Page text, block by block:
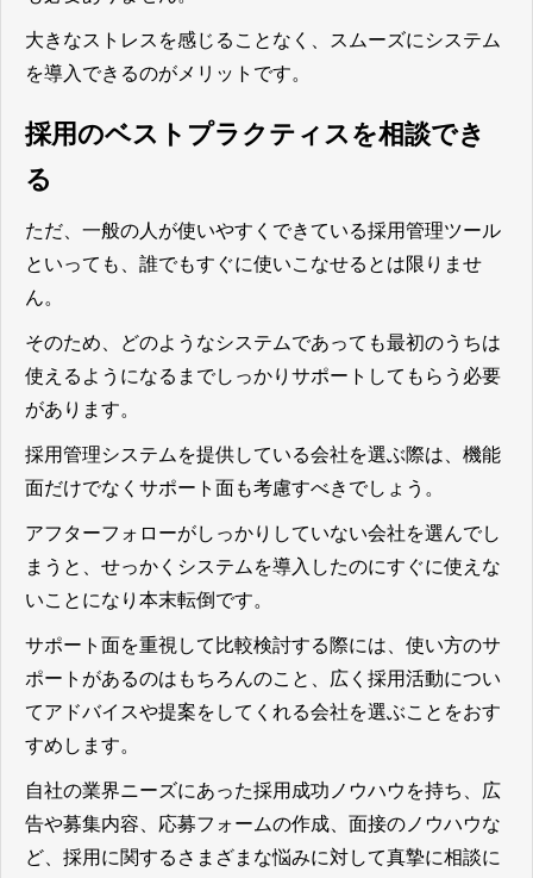
大きなストレスを感じることなく、スムーズにシステム
を導入できるのがメリットです。
採用のベストプラクティスを相談でき
る
ただ、一般の人が使いやすくできている採用管理ツール
といっても、誰でもすぐに使いこなせるとは限りませ
ん。
そのため、どのようなシステムであっても最初のうちは
使えるようになるまでしっかりサポートしてもらう必要
があります。
採用管理システムを提供している会社を選ぶ際は、機能
面だけでなくサポート面も考慮すべきでしょう。
アフターフォローがしっかりしていない会社を選んでし
まうと、せっかくシステムを導入したのにすぐに使えな
いことになり本末転倒です。
サポート面を重視して比較検討する際には、使い方のサ
ポートがあるのはもちろんのこと、広く採用活動につい
てアドバイスや提案をしてくれる会社を選ぶことをおす
すめします。
自社の業界ニーズにあった採用成功ノウハウを持ち、広
告や募集内容、応募フォームの作成、面接のノウハウな
ど、採用に関するさまざまな悩みに対して真摯に相談に